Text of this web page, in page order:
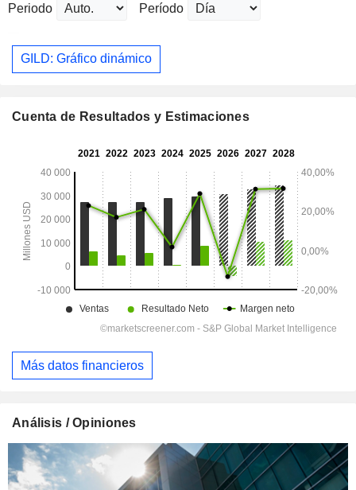
Periodo Período
GILD: Gráfico dinámico
Cuenta de Resultados y Estimaciones
Más datos financieros
Análisis / Opiniones